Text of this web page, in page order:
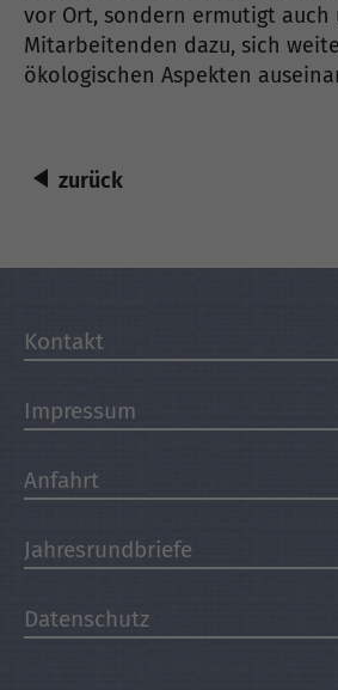
vor Ort, sondern ermutigt auch
Mitarbeitenden dazu, sich
ökologischen Aspekten
zurück
Kontakt
Impressum
Anfahrt
Jahresrundbriefe
Datenschutz